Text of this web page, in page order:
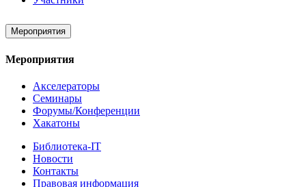
Мероприятия
Мероприятия
Акселераторы
Семинары
Форумы/Конференции
Хакатоны
Библиотека-IT
Новости
Контакты
Правовая информация